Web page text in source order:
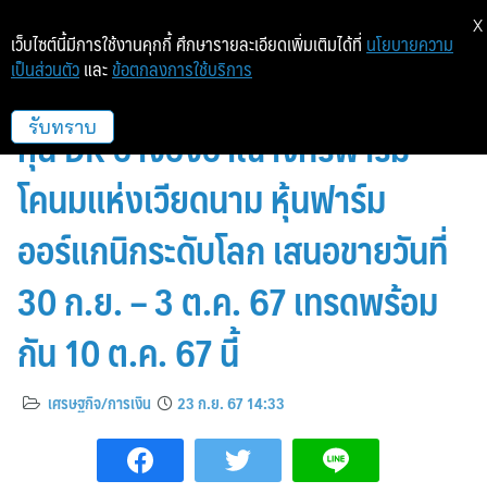
หยวนต้า พร้อมเสิร์ฟ “VNM19”
หุ้น DR อ้างอิงอาณาจักรฟาร์ม
โคนมแห่งเวียดนาม หุ้นฟาร์ม
ออร์แกนิกระดับโลก เสนอขายวันที่
30 ก.ย. – 3 ต.ค. 67 เทรดพร้อม
กัน 10 ต.ค. 67 นี้
เศรษฐกิจ/การเงิน 23 ก.ย. 67 14:33
เว็บไซต์นี้มีการใช้งานคุกกี้ ศึกษารายละเอียดเพิ่มเติมได้ที่ นโยบายความ
เป็นส่วนตัว และ ข้อตกลงการใช้บริการ
รับทราบ
X